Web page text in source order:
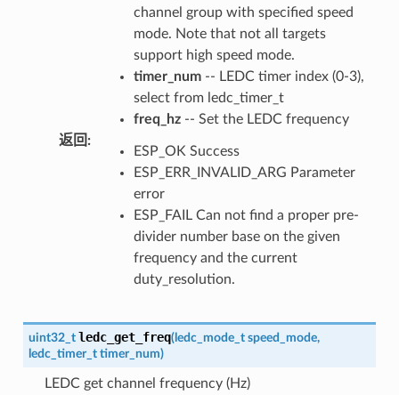
channel group with specified speed
mode. Note that not all targets
support high speed mode.
timer_num-- LEDC timer index (0-3),
select from ledc_timer_t
freq_hz-- Set the LEDC frequency
返回 :
ESP_OK Success
ESP_ERR_INVALID_ARG Parameter
error
ESP_FAIL Can not find a proper pre-
divider number base on the given
frequency and the current
duty_resolution.
uint32_t ledc_get_freq(ledc_mode_t speed_mode,
ledc_timer_t timer_num)
LEDC get channel frequency (Hz)